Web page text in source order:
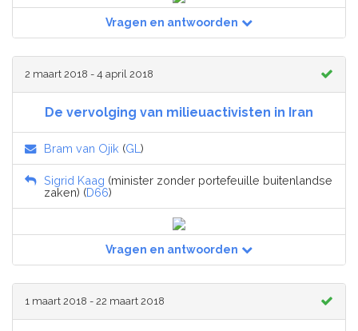
Vragen en antwoorden
2 maart 2018 - 4 april 2018
De vervolging van milieuactivisten in Iran
Bram van Ojik (GL )
Sigrid Kaag (minister zonder portefeuille buitenlandse
zaken) (D66)
Vragen en antwoorden
1 maart 2018 - 22 maart 2018